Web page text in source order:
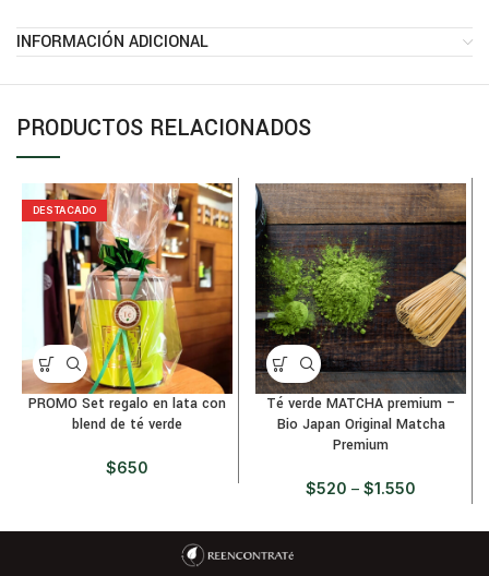
INFORMACIÓN ADICIONAL
PRODUCTOS RELACIONADOS
DESTACADO
PROMO Set regalo en lata con
blend de té verde
$650
Té verde MATCHA premium –
Bio Japan Original Matcha
Premium
$520 – $1.550